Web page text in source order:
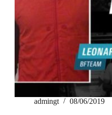
admingt 08/06/2019